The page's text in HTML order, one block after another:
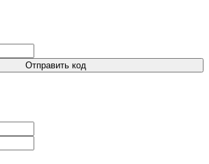
Отправить код